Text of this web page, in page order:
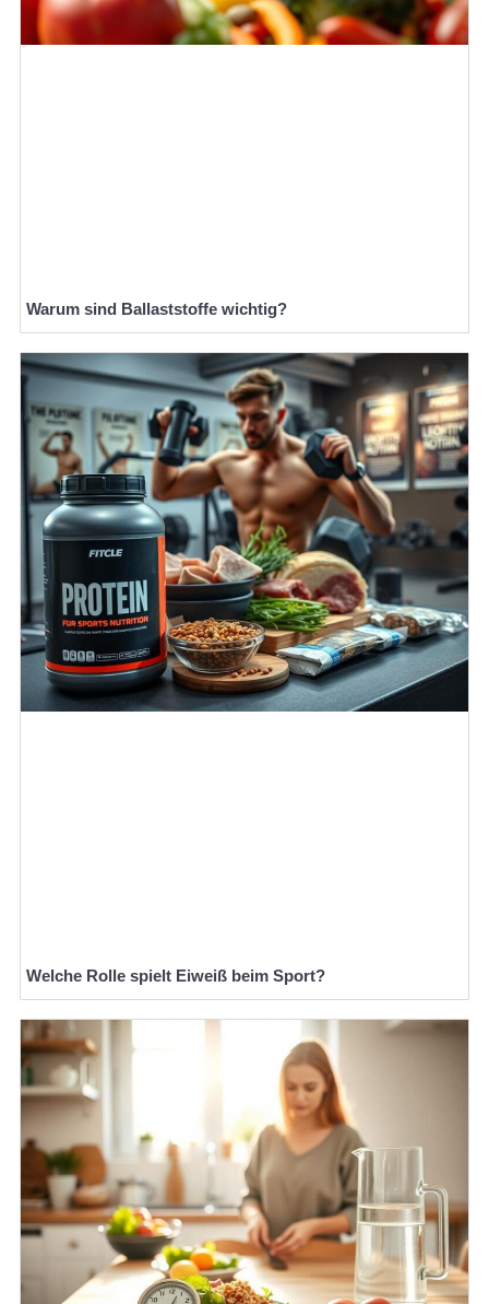
Warum sind Ballaststoffe wichtig?
Welche Rolle spielt Eiweiß beim Sport?